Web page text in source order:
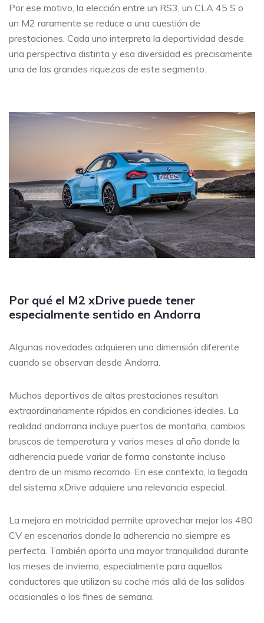
Por ese motivo, la elección entre un RS3, un CLA 45 S o
un M2 raramente se reduce a una cuestión de
prestaciones. Cada uno interpreta la deportividad desde
una perspectiva distinta y esa diversidad es precisamente
una de las grandes riquezas de este segmento.
Por qué el M2 xDrive puede tener
especialmente sentido en Andorra
Algunas novedades adquieren una dimensión diferente
cuando se observan desde Andorra.
Muchos deportivos de altas prestaciones resultan
extraordinariamente rápidos en condiciones ideales. La
realidad andorrana incluye puertos de montaña, cambios
bruscos de temperatura y varios meses al año donde la
adherencia puede variar de forma constante incluso
dentro de un mismo recorrido. En ese contexto, la llegada
del sistema xDrive adquiere una relevancia especial.
La mejora en motricidad permite aprovechar mejor los 480
CV en escenarios donde la adherencia no siempre es
perfecta. También aporta una mayor tranquilidad durante
los meses de invierno, especialmente para aquellos
conductores que utilizan su coche más allá de las salidas
ocasionales o los fines de semana.